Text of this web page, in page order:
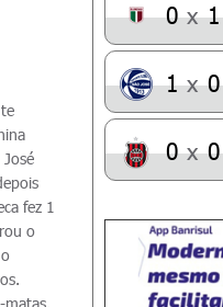
fez 1
o
matas,
0 x 1
1 x 0
0 x 0